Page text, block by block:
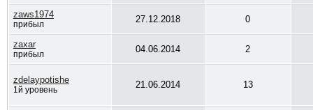
zaws1974
прибыл 27.12.2018 0
zaxar
прибыл 04.06.2014 2
zdelaypotishe
1й уровень 21.06.2014 13